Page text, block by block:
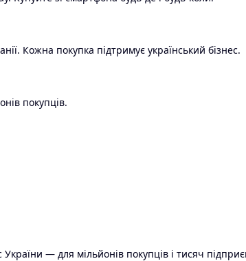
Кожна покупка підтримує український бізнес.
покупців.
— для мільйонів покупців і тисяч